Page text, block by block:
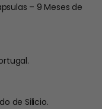
– 9 Meses de
de Silicio.